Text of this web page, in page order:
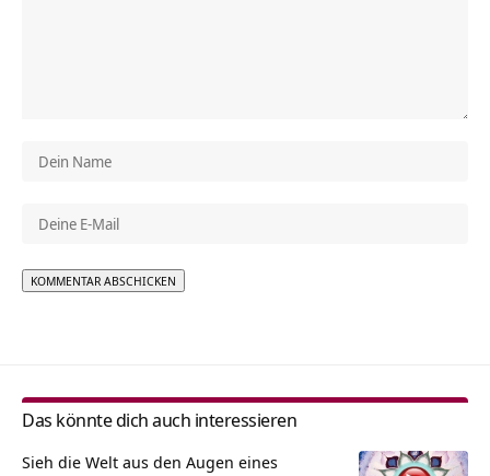
Das könnte dich auch interessieren
Sieh die Welt aus den Augen eines